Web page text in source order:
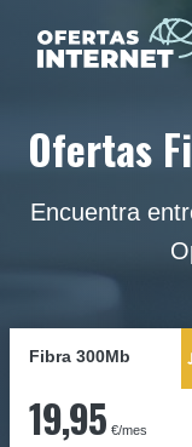
Ofertas
Encuentra
Fibra 300Mb
19,95 €/mes